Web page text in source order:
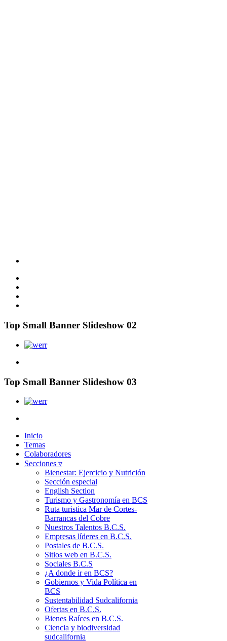
Top Small Banner Slideshow 02
Top Small Banner Slideshow 03
Inicio
Temas
Colaboradores
Secciones ▿
Bienestar: Ejercicio y Nutrición
Sección especial
English Section
Turismo y Gastronomía en BCS
Ruta turistica Mar de Cortes-
Barrancas del Cobre
Nuestros Talentos B.C.S.
Empresas líderes en B.C.S.
Postales de B.C.S.
Sitios web en B.C.S.
Sociales B.C.S
¿A donde ir en BCS?
Gobiernos y Vida Política en
BCS
Sustentabilidad Sudcalifornia
Ofertas en B.C.S.
Bienes Raíces en B.C.S.
Ciencia y biodiversidad
sudcalifornia